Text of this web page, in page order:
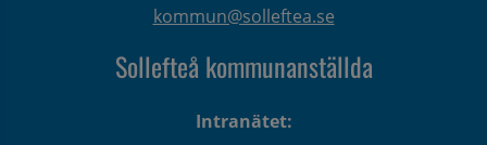
kommun@solleftea.se
Sollefteå kommunanställda
Intranätet: